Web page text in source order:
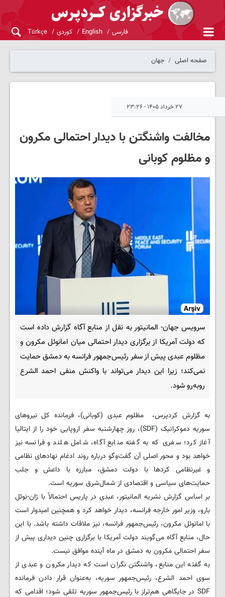
فارسی English کوردی Türkçe
صفحه اصلی جهان
۲۷ خرداد ۱۴۰۵ - ۲۳:۲۶
مخالفت واشنگتن با دیدار احتمالی مکرون
و مظلوم کوبانی
سرویس جهان- المانیتور به نقل از منابع آگاه گزارش داده است
که دولت آمریکا از برگزاری دیدار احتمالی میان امانوئل مکرون و
مظلوم عبدی پیش از سفر رئیس‌جمهور فرانسه به دمشق حمایت
نمی‌کند؛ زیرا این دیدار می‌تواند با واکنش منفی احمد الشرع
روبه‌رو شود.
به گزارش کردپرس، مظلوم عبدی (کوبانی)، فرمانده کل نیروهای
سوریه دموکراتیک (SDF)، روز چهارشنبه سفر اروپایی خود را از ایتالیا
آغاز کرد؛ سفری که به گفته منابع آگاه، شامل هلند و فرانسه نیز
خواهد بود و محور اصلی آن گفت‌وگو درباره روند ادغام نهادهای نظامی
و غیرنظامی کردها با دولت دمشق، مبارزه با داعش و جلب
حمایت‌های سیاسی و اقتصادی از شمال‌شرق سوریه است.
بر اساس گزارش نشریه المانیتور، عبدی در پاریس احتمالاً با ژان-نوئل
بارو، وزیر امور خارجه فرانسه، دیدار خواهد کرد و همچنین امیدوار است
با امانوئل مکرون، رئیس‌جمهور فرانسه، نیز ملاقات داشته باشد. با این
حال، منابع آگاه می‌گویند دولت آمریکا با برگزاری چنین دیداری پیش از
سفر احتمالی مکرون به دمشق در ماه آینده موافق نیست.
به گفته این منابع، واشنگتن نگران است که دیدار مکرون و عبدی از
سوی احمد الشرع، رئیس‌جمهور سوریه، به‌عنوان قرار دادن فرمانده
SDF در جایگاهی هم‌تراز با رئیس‌جمهور سوریه تلقی شود؛ اقدامی که